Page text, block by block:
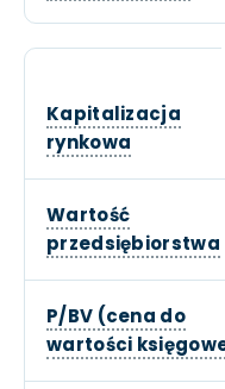
Kapitalizacja
rynkowa
Wartość
przedsiębiorstwa
P/BV (cena do
wartości